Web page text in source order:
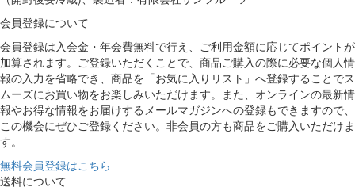
会員登録について
会員登録は入会金・年会費無料で行え、ご利用金額に応じてポイントが
加算されます。ご登録いただくことで、商品ご購入の際に必要な個人情
報の入力を省略でき、商品を「お気に入りリスト」へ登録することでス
ムーズにお買い物をお楽しみいただけます。また、オンラインの最新情
報やお得な情報をお届けするメールマガジンへの登録もできますので、
この機会にぜひご登録ください。非会員の方も商品をご購入いただけま
す。
無料会員登録はこちら
送料について